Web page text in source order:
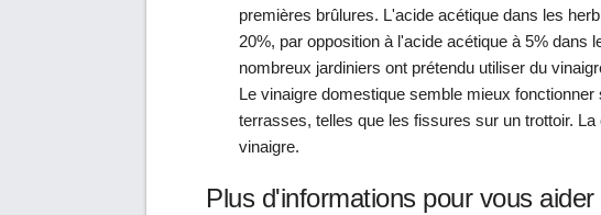
premières brûlures. L'acide acétique dans les
20%, par opposition à l'acide acétique à 5% dans
nombreux jardiniers ont prétendu utiliser du
Le vinaigre domestique semble mieux
terrasses, telles que les fissures sur un trottoir.
vinaigre.
Plus d'informations pour vous